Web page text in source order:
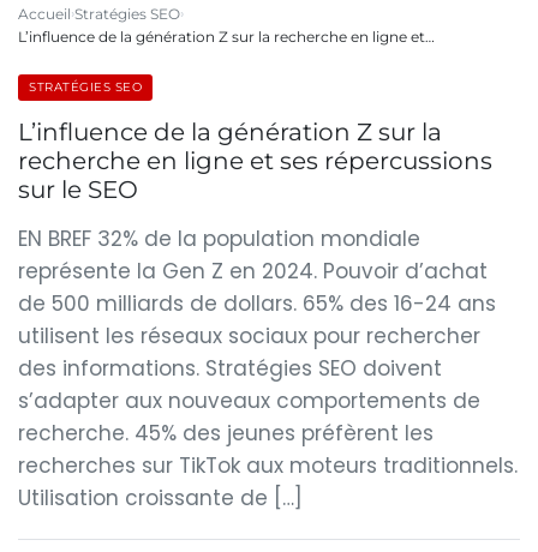
Accueil Stratégies SEO
L’influence de la génération Z sur la recherche en ligne et…
STRATÉGIES SEO
L’influence de la génération Z sur la
recherche en ligne et ses répercussions
sur le SEO
EN BREF 32% de la population mondiale
représente la Gen Z en 2024. Pouvoir d’achat
de 500 milliards de dollars. 65% des 16-24 ans
utilisent les réseaux sociaux pour rechercher
des informations. Stratégies SEO doivent
s’adapter aux nouveaux comportements de
recherche. 45% des jeunes préfèrent les
recherches sur TikTok aux moteurs traditionnels.
Utilisation croissante de […]